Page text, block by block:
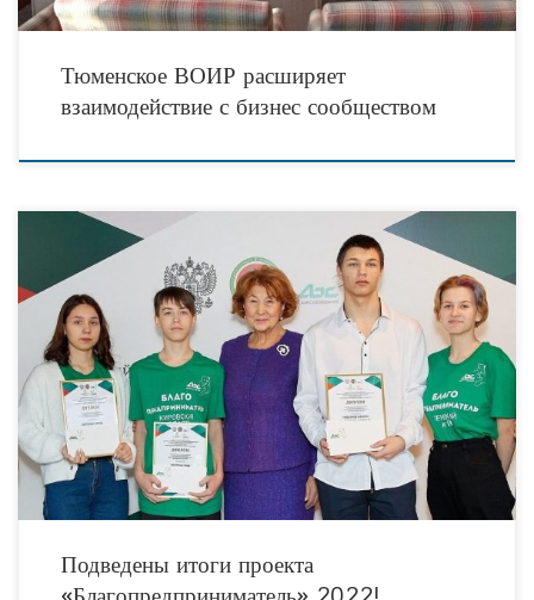
Тюменское ВОИР расширяет
взаимодействие с бизнес сообществом
5 декабря прошла церемония награждения победителей проекта
«Благопредприниматель». С 28 ноября по 5 декабря 2022 года в Казани
прошла образовательная смена проекта «Благопредприниматель»,
завершившаяся церемонией
Подведены итоги проекта